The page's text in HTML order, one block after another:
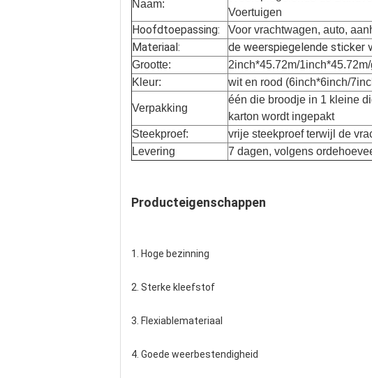
Naam:
Voertuigen
Hoofdtoepassing: Voor vrachtwagen, auto,
Materiaal: de weerspiegelende sticker
Grootte:
2inch*45.72m/
Kleur:
wit en rood (6inch*6inch/
Verpakking
één die broodje in 1 kleine
karton wordt ingepakt
Steekproef:
vrije steekproef terwijl de
Levering
7 dagen, volgens
Producteigenschappen
1. Hoge bezinning
2. Sterke kleefstof
3. Flexiablemateriaal
4. Goede weerbestendigheid